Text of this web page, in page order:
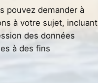
pouvez demander à
à votre sujet, incluant
des données
à des fins